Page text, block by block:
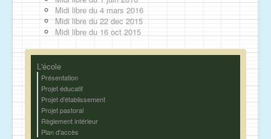
Midi libre du 4 mars 2016
Midi libre du 22 dec 2015
Midi libre du 16 oct 2015
L'école
Présentation
Projet éducatif
Projet d'établissement
Projet pastoral
Règlement intérieur
Plan d'accès